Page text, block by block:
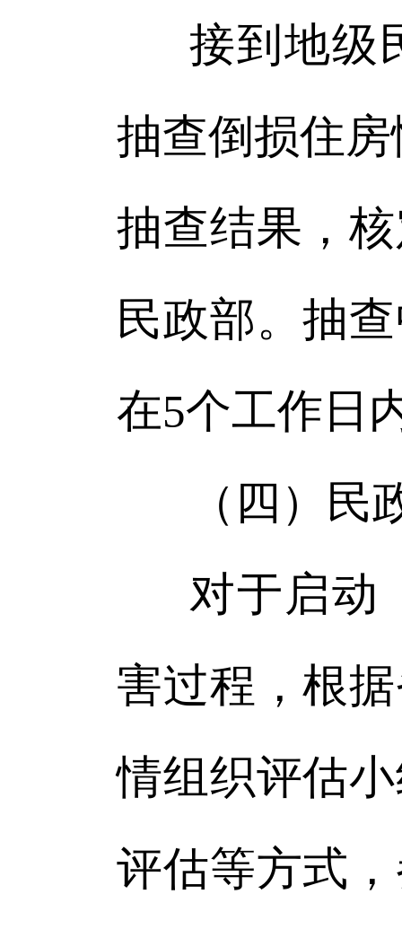
接到地级
抽查倒损住
抽查结果，
民政部。抽
在5个工作日
（四）民
对于启动
害过程，根
情组织评估
评估等方式